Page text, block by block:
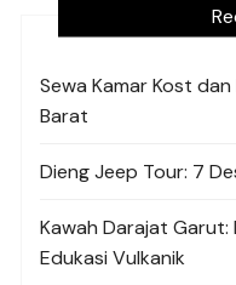
Sewa Kamar Kost
Barat
Dieng Jeep Tour: 7
Kawah Darajat
Edukasi Vulkanik